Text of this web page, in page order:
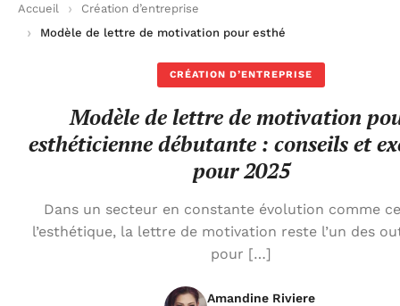
Accueil
Création d’entreprise
Modèle de lettre de motivation pour esthéticienne
CRÉATION D’ENTREPRISE
Modèle de lettre de motivation
esthéticienne débutante : conseils et
pour 2025
Dans un secteur en constante évolution comme
l’esthétique, la lettre de motivation reste l’un des
pour […]
Amandine Riviere